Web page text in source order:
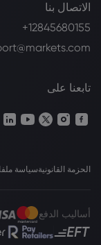
الاتصال بنا
+12845680155
تابعنا على
الحزمة القانونيةسياسة
أساليب الدفع